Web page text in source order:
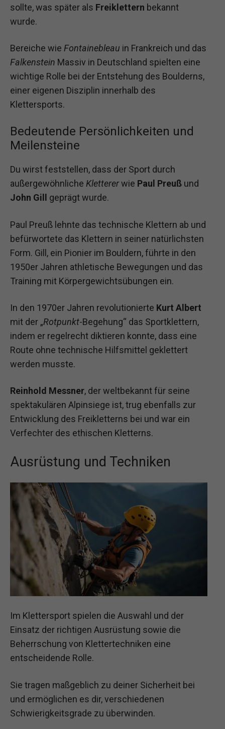
sollte, was später als Freiklettern bekannt
wurde.
Bereiche wie Fontainebleau in Frankreich und das
Falkenstein Massiv in Deutschland spielten eine
wichtige Rolle bei der Entstehung des Boulderns,
einer eigenen Disziplin innerhalb des
Klettersports.
Bedeutende Persönlichkeiten und
Meilensteine
Du wirst feststellen, dass der Sport durch
außergewöhnliche Klettererwie Paul Preuß und
John Gill
geprägt wurde.
Paul Preuß lehnte das technische Klettern ab und
befürwortete das Klettern in seiner natürlichsten
Form. Gill, ein Pionier im Bouldern, führte in den
1950er Jahren athletische Bewegungen und das
Training mit Körpergewichtsübungen ein.
In den 1970er Jahren revolutionierte Kurt Albert
mit der „Rotpunkt-Begehung“ das Sportklettern,
indem er regelrecht diktieren konnte, dass eine
Route ohne technische Hilfsmittel geklettert
werden musste.
Reinhold Messner, der weltbekannt für seine
spektakulären Alpinsiege ist, trug ebenfalls zur
Entwicklung des Freikletterns bei und war ein
Verfechter des ethischen Kletterns.
Ausrüstung und Techniken
Im Klettersport spielen die Auswahl und der
Einsatz der richtigen Ausrüstung sowie die
Beherrschung von Klettertechniken eine
entscheidende Rolle.
Sie tragen maßgeblich zu deiner Sicherheit bei
und ermöglichen es dir, verschiedenen
Schwierigkeitsgrade zu überwinden.